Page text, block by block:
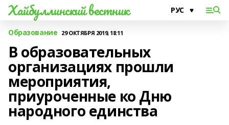
Хайбуллинский вестник
Образование 29 ОКТЯБРЯ 2019, 18:11
В образовательных
организациях прошли
мероприятия,
приуроченные ко Дню
народного единства